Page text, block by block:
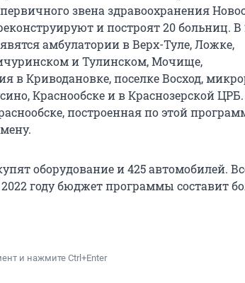
звена здравоохранения
и построят 20 больниц. В
амбулатории в Верх-Туле, Ложке,
и Тулинском, Мочище,
в Криводановке, поселке Восход,
Краснообске и в Краснозерской
построенная по этой
оборудование и 425 автомобилей.
году бюджет программы составит
и нажмите Ctrl+Enter